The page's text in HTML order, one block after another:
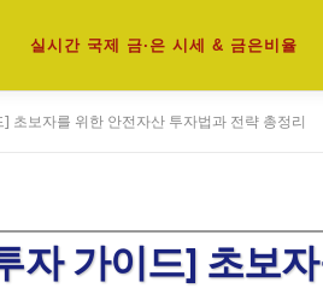
실시간 국제 금·은 시세 & 금은비율
초보자를 위한 안전자산 투자법과 전략 총정리
자 가이드] 초보